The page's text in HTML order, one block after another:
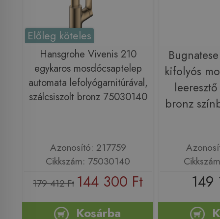
Előleg köteles
Hansgrohe Vivenis 210
egykaros mosdócsaptelep
automata lefolyógarnitúrával,
szálcsiszolt bronz 75030140
Azonosító: 217759
Cikkszám: 75030140
179 412 Ft 144 300 Ft
Kosárba
kifolyós
bronz
149